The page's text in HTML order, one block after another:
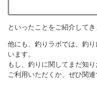
といったことをご紹介してき
他にも、釣りラボでは、釣
います。
もし、釣りに関してまだ知
ご利用いただくか、ぜひ関